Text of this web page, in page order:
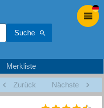
Suche
Merkliste
Zurück Nächste